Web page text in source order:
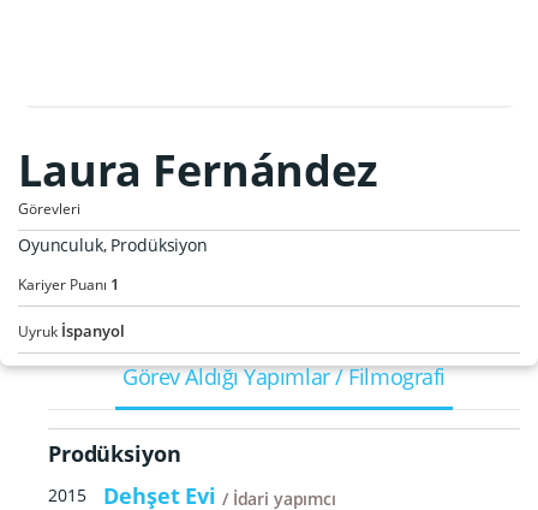
Laura Fernández
Görevleri
Oyunculuk, Prodüksiyon
Kariyer Puanı 1
Uyruk İspanyol
Görev Aldığı Yapımlar / Filmografi
Prodüksiyon
2015 Dehşet Evi İdari yapımcı